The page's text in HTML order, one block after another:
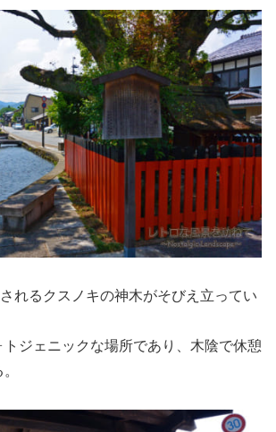
れるクスノキの神木がそびえ立ってい
ジェニックな場所であり、木陰で休憩